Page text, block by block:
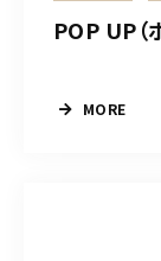
POP UP（
MORE